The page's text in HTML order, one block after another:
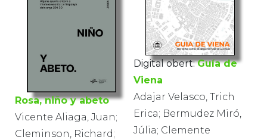
Rosa, niño y abeto
Vicente Aliaga, Juan;
Cleminson, Richard;
Digital obert: Guía de
Viena
Adajar Velasco, Trich
Erica; Bermudez Miró,
Júlia; Clemente